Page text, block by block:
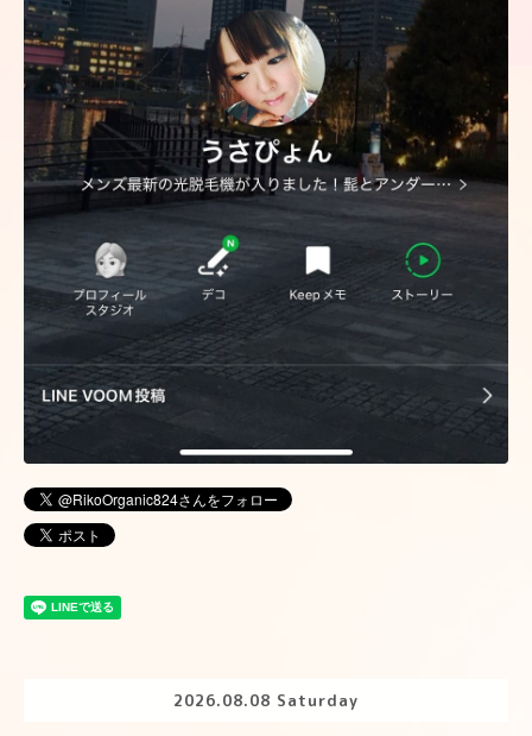
2026.08.08 Saturday